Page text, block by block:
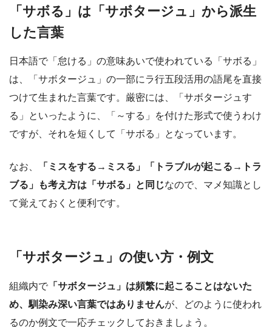
「サボる」は「サボタージュ」から派生
した言葉
日本語で「怠ける」の意味あいで使われている「サボる」
は、「サボタージュ」の一部にラ行五段活用の語尾を直接
つけて生まれた言葉です。厳密には、「サボタージュす
る」といったように、「～する」を付けた形式で使うわけ
ですが、それを短くして「サボる」となっています。
なお、
「ミスをする→ミスる」「トラブルが起こる→トラ
ブる」も考え方は「サボる」と同じなので、マメ知識とし
て覚えておくと便利です。
「サボタージュ」の使い方・例文
組織内で 「サボタージュ」は頻繁に起こることはないた
め、馴染み深い言葉ではありませんが、どのように使われ
るのか例文で一応チェックしておきましょう。